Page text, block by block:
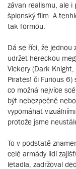
závan realismu, ale
špionský film. A
tak formou.
Dá se říci, že jednou
udržet hereckou
Vickery (Dark
Pirates! či Furious
co možná nejvíce
být nebezpečné
vypomáhat
protože jsme
To v podstatě
celé armády lidí
letadla, zadržoval